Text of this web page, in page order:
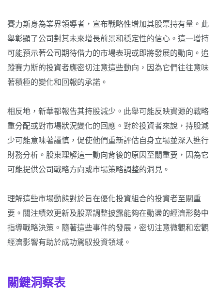
賽力斯身為業界領導者，宣布戰略性增加其股票持有量。此
舉彰顯了公司對其未來增長前景和穩定性的信心。這一增持
可能預示著公司期待借力的市場表現或即將發展的動向。追
蹤賽力斯的投資者應密切注意這些動向，因為它們往往意味
著積極的變化和回報的承諾。
相反地，新華都報告其持股減少。此舉可能反映資源的戰略
重分配或對市場狀況變化的回應。對於投資者來說，持股減
少可能意味著謹慎，促使他們重新評估自身立場並深入進行
財務分析。股東理解這一動向背後的原因至關重要，因為它
可能提供公司戰略方向或市場策略調整的洞見。
理解這些市場動態對於旨在優化投資組合的投資者至關重
要。關注績效更新及股票調整披露能夠在動盪的經濟形勢中
指導戰略決策。隨著這些事件的發展，密切注意微觀和宏觀
經濟影響有助於成功駕馭投資領域。
關鍵洞察表